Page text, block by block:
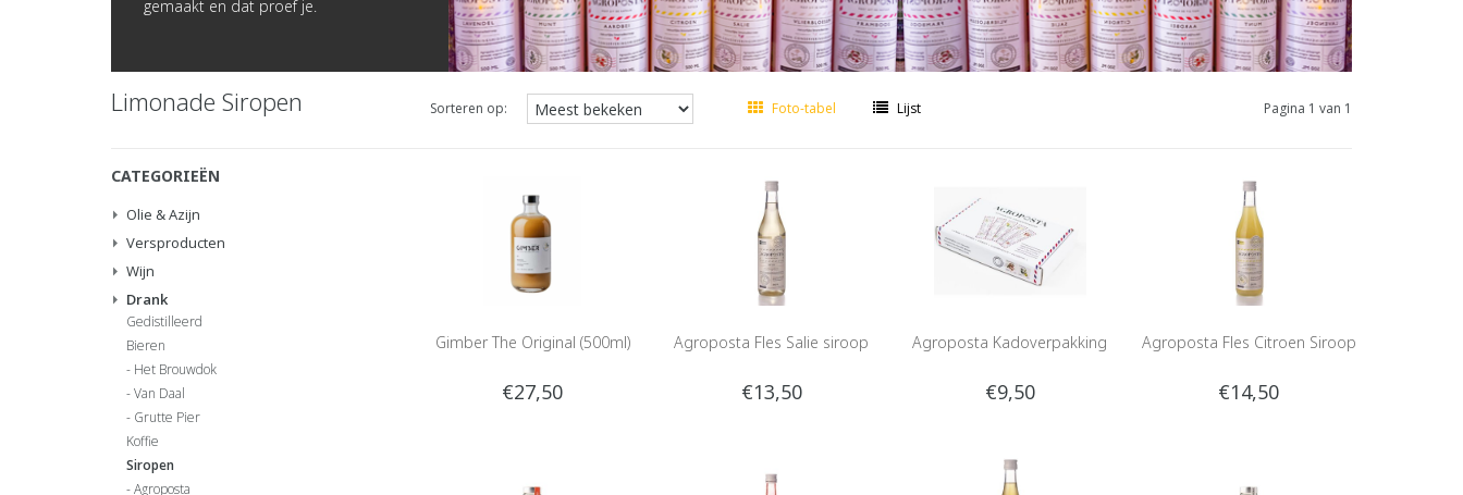
gemaakt en dat proef je.
Limonade Siropen Sorteren op: Foto-tabel Lijst Pagina 1 van 1
CATEGORIEËN
Olie & Azijn
Versproducten
Wijn
Drank
Gedistilleerd
Bieren
Het Brouwdok
Van Daal
Grutte Pier
Koffie
Siropen
Agroposta
Gimber The Original (500ml)
€27,50
Agroposta Fles Salie siroop
€13,50
Agroposta Kadoverpakking
€9,50
Agroposta Fles Citroen Siroop
€14,50